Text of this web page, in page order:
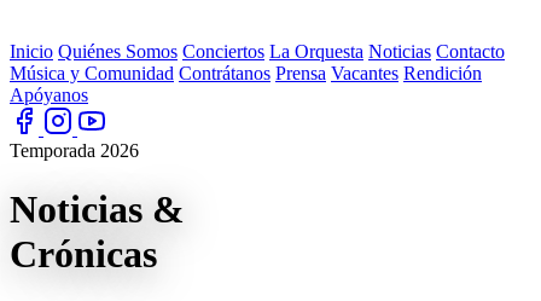
Inicio Quiénes Somos Conciertos La Orquesta Noticias Contacto
Música y Comunidad Contrátanos Prensa Vacantes Rendición
Apóyanos
Temporada 2026
Noticias &
Crónicas